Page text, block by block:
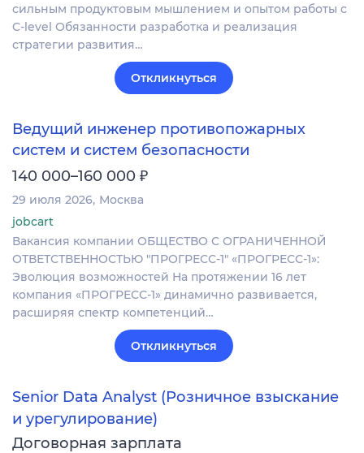
сильным продуктовым мышлением и опытом работы с
C-level Обязанности разработка и реализация
стратегии развития…
Откликнуться
Ведущий инженер противопожарных
систем и систем безопасности
140 000–160 000 ₽
29 июля 2026 Москва
jobcart
Вакансия компании ОБЩЕСТВО С ОГРАНИЧЕННОЙ
ОТВЕТСТВЕННОСТЬЮ "ПРОГРЕСС-1" «ПРОГРЕСС-1»:
Эволюция возможностей На протяжении 16 лет
компания «ПРОГРЕСС-1» динамично развивается,
расширяя спектр компетенций…
Откликнуться
Senior Data Analyst (Розничное взыскание
и урегулирование)
Договорная зарплата